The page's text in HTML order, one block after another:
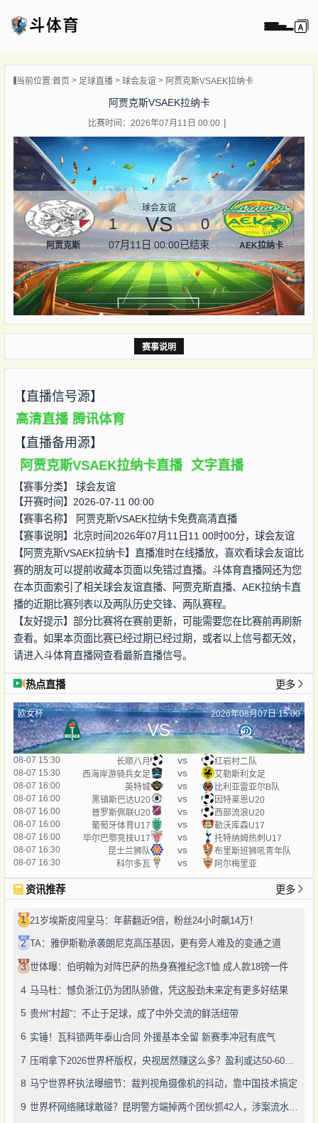
播
像
闻
当前位置:首页 足球直播 球会友谊 阿贾克斯VSAEK拉纳卡
阿贾克斯VSAEK拉纳卡
比赛时间：2026年07月11日 00:00
阿贾克斯
球会友谊
1 VS 0
07月11日 00:00已结束 AEK拉纳卡
赛事说明
【直播信号源】
高清直播 腾讯体育
【直播备用源】
阿贾克斯VSAEK拉纳卡直播 文字直播
【赛事分类】 球会友谊
【开赛时间】2026-07-11 00:00
【赛事名称】
阿贾克斯VSAEK拉纳卡免费高清直播
【赛事说明】北京时间2026年07月11日11 00时00分，球会友谊
【阿贾克斯VSAEK拉纳卡】直播准时在线播放，喜欢看球会友谊比
赛的朋友可以提前收藏本页面以免错过直播。斗体育直播网还为您
在本页面索引了相关球会友谊直播、阿贾克斯直播、AEK拉纳卡直
播的近期比赛列表以及两队历史交锋、两队赛程。
【友好提示】部分比赛将在赛前更新，可能需要您在比赛前再刷新
查看。如果本页面比赛已经过期已经过期，或者以上信号都无效，
请进入斗体育直播网查看最新直播信号。
热点直播 更多
欧女杯 2026年08月07日 15:00
VS
08-07 15:30 长顺八月 vs
红岩村二队
08-07 15:30
西海岸游骑兵女足 vs
艾勒斯利女足
08-07 16:00
英特城 vs
比利亚雷亚尔B队
08-07 16:00
黑镇斯巴达U20 vs
因特莱恩U20
08-07 16:00
普罗斯佩联U20 vs
西部流浪U20
08-07 16:00
葡萄牙体育U17 vs
勒沃库森U17
08-07 16:00
毕尔巴鄂竞技U17 vs
托特纳姆热刺U17
08-07 16:30
昆士兰狮队 vs
布里斯班狮吼青年队
08-07 16:30
科尔多瓦 vs 阿尔梅里亚
资讯推荐 更多
1 21岁埃斯皮闯皇马：年薪翻近9倍，粉丝24小时飙14万！
2 TA：雅伊斯勒承袭朗尼克高压基因，更有旁人难及的变通之道
3 世体曝：伯明翰为对阵巴萨的热身赛推纪念T恤 成人款18镑一件
4 马马杜：憾负浙江仍为团队骄傲，凭这股劲未来定有更多好结果
5 贵州“村超”：不止于足球，成了中外交流的鲜活纽带
6 实锤！瓦科锁两年泰山合同 外援基本全留 新赛季冲冠有底气
7 压哨拿下2026世界杯版权，央视居然赚这么多？盈利或达50-60亿！
8 马宁世界杯执法曝细节：裁判视角摄像机的抖动，靠中国技术搞定
9 世界杯网络赌球敢碰？昆明警方端掉两个团伙抓42人，涉案流水超三千万